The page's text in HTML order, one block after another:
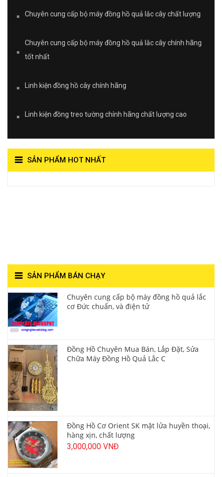
Chuyên cung cấp bộ máy đồng hồ quả lắc cây chất lượng
Chuyên cung cấp bộ máy đồng hồ quả lắc cây chính hãng
tốt nhất
Linh kiện đồng hồ cây chính hãng
Linh kiện đồng treo tường chính hãng chất lượng cao
SẢN PHẨM HOT NHẤT
SẢN PHẨM BÁN CHẠY
Chuyên cung cấp bộ máy đồng hồ quả lắc
cơ Đức chuẩn, và điện tử
Đồng Hồ Chuyên Mua Bán, Lắp Đặt, Sửa
Chữa Máy Đồng Hồ Quả Lắc C
Đồng Hồ Cơ Orient SK mặt lửa huyền thoại,
hàng xịn, chất lượng
3,000,000 VNĐ